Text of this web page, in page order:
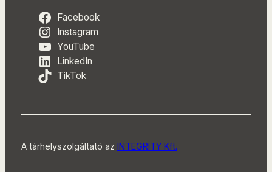
Facebook
Instagram
YouTube
LinkedIn
TikTok
A tárhelyszolgáltató az INTEGRITY Kft.